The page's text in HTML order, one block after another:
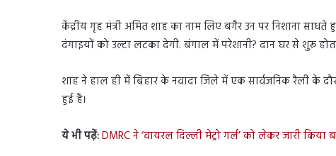
केंद्रीय गृह मंत्री अमित शाह का नाम लिए बगैर उन पर निशाना साधते
दंगाइयों को उल्टा लटका देगी. बंगाल में परेशानी? दान घर से शुरू
शाह ने हाल ही में बिहार के नवादा जिले में एक सार्वजनिक रैली के
हुई हैं।
ये भी पढ़ें:DMRC ने ‘वायरल दिल्ली मेट्रो गर्ल’ को लेकर जारी किया